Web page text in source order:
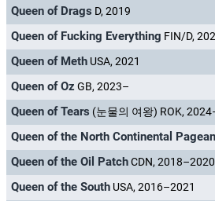
Queen of Drags D, 2019
Queen of Fucking Everything FIN/D,
Queen of Meth USA, 2021
Queen of OzGB, 2023–
Queen of Tears (눈물의 여왕) ROK,
Queen of the North Continental
Queen of the Oil PatchCDN, 2018–2020
Queen of the South USA, 2016–2021